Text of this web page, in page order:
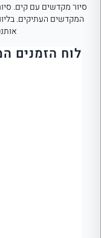
סיור מקדשים עם קים.
המקדשים העתיקים.
לוח הזמנים